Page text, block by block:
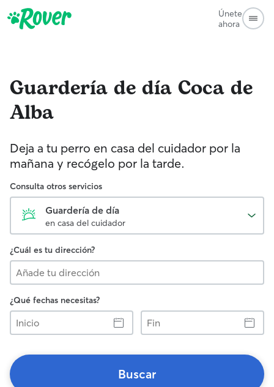
Únete
ahora
Guardería de día Coca de
Alba
Deja a tu perro en casa del cuidador por la
mañana y recógelo por la tarde.
Consulta otros servicios
Guardería de día
en casa del cuidador
¿Cuál es tu dirección?
¿Qué fechas necesitas?
Inicio
Fin
Buscar